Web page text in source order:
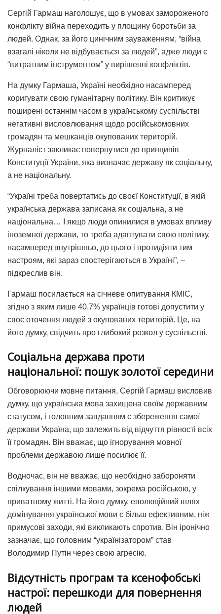
Сергій Гармаш наголошує, що в умовах замороженого
конфлікту війна переходить у площину боротьби за
людей. Однак, за його цинічним зауваженням, “війна
взагалі ніколи не відбувається за людей”, адже люди є
“витратним інструментом” у вирішенні конфліктів.
На думку Гармаша, Україні необхідно насамперед
коригувати свою гуманітарну політику. Він критикує
поширені останнім часом в українському суспільстві
негативні висловлювання щодо російськомовних
громадян та мешканців окупованих територій.
Журналіст закликає повернутися до принципів
Конституції України, яка визначає державу як соціальну,
а не національну.
“Україні треба повертатись до своєї Конституції, в якій
українська держава записана як соціальна, а не
національна… І якщо люди опинилися в умовах впливу
іноземної держави, то треба адаптувати свою політику,
насамперед внутрішньо, до цього і протидіяти тим
настроям, які зараз спостерігаються в Україні”, –
підкреслив він.
Гармаш посилається на січневе опитування КМІС,
згідно з яким лише 40,7% українців готові допустити у
своє оточення людей з окупованих територій. Це, на
його думку, свідчить про глибокий розкол у суспільстві.
Соціальна держава проти
національної: пошук золотої середини
Обговорюючи мовне питання, Сергій Гармаш висловив
думку, що українська мова захищена своїм державним
статусом, і головним завданням є збереження самої
держави Україна, що залежить від відчуття рівності всіх
її громадян. Він вважає, що ігнорування мовної
проблеми державою лише посилює її.
Водночас, він не вважає, що необхідно забороняти
спілкування іншими мовами, зокрема російською, у
приватному житті. На його думку, еволюційний шлях
домінування української мови є більш ефективним, ніж
примусові заходи, які викликають спротив. Він іронічно
зазначає, що головним “українізатором” став
Володимир Путін через свою агресію.
Відсутність програм та ксенофобські
настрої: перешкоди для повернення
людей